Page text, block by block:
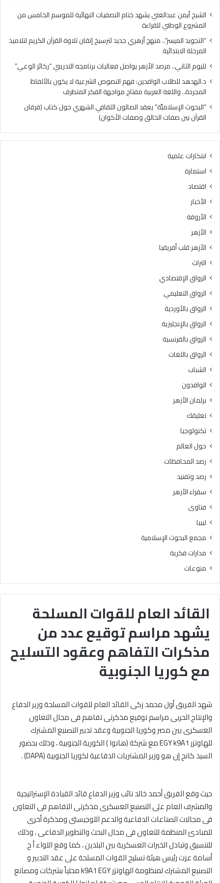
القائد العام للقوات المسلحة
يشهد مراسم توقيع عدد من
مذكرات التفاهم وعقود التسليح
مع كوريا الجنوبية
شهد الفريق أول محمد زكى القائد العام للقوات المسلحة وزير الدفاع
والإنتاج الحربى مراسم توقيع مذكرتى تفاهم فى مجال التعاون
العسكرى بين مصر وكوريا الجنوبية وعقد تدبير التصنيع المشترك
للهاوتزر EGY k9A1 مع شركة (هانوا ) الكورية الجنوبية ، وذلك بحضور
السيد كانج إن هو وزير المشتريات الدفاعية لكوريا الجنوبية (DAPA) .
حيث وقع الفريق أحمد خالد نائب وزير الدفاع قائد القيادة الإستراتيجية
والمشرف العام على التصنيع العسكرى مذكرتى التفاهم فى التعاون
فى مجالات الصناعات الدفاعية والدعم اللوجيستى ومذكرة أخرى
للمبادئ المنظمة للتعاون فى مجال البحث والتطوير الدفاعى ، وذلك
للتنسيق وتبادل الخبرات العسكرية بين البلدين ، كما وقع اللواء أ ح
أسامة عزت رئيس هيئة تسليح القوات المسلحة على عقد التدبير و
التصنيع المشترك لمنظومة الهاوتزر k9A1 EGY محلياً بشركات ومصانع
الشيخ أيمن عبدالغني يشهد ختام التصفيات النهائية للموسم الخامس من
المشروع الوطني للقراءة
“التجويد الميسر”.. منهج أزهري جديد لترسيخ إتقان تلاوة القرآن الكريم لتلاميذ
المرحلة الابتدائية
لليوم الثاني.. مرصد الأزهر يواصل فعاليات برنامجه التدريبي “ركائز الوعي”
د.الهدهد للطلاب الوافدين: فهم النصوص الشرعية لا يكون بالألفاظ
المجردة.. واللغة العربية مفتاح مواجهة الفكر المتطرف
“البحوث الإسلاميَّة” يعقد الصالون الثقافي الشهري حول كتاب (فرقان
القرآن بين صفات الخالق وصفات الأكوان)
ابتكارات علمية
استمارة
اقتصاد
الأخبار
الأروقة
الأزهر
الأزهر قلب أفريقيا
التراث
الرواق الإقتصادي
الرواق التعليمي
الرواق بالأوردية
الرواق بالإنجليزية
الرواق بالفرنسية
الرواق باللغات
الشباب
الوافدون
برلمان الأزهر
تعليقك
تكنولوجيا
حول العالم
رصد المحافظات
رصد وتفنيد
سفراء الأزهر
فتاوى
ليبيا
مجمع البحوث الإسلامية
مدارات فكرية
منوعات